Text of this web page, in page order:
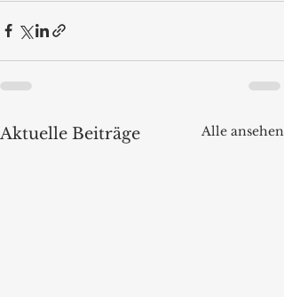
Aktuelle Beiträge Alle ansehen